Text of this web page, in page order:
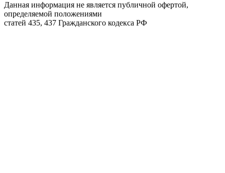
Данная информация не является публичной офертой,
определяемой положениями
статей 435, 437 Гражданского кодекса РФ